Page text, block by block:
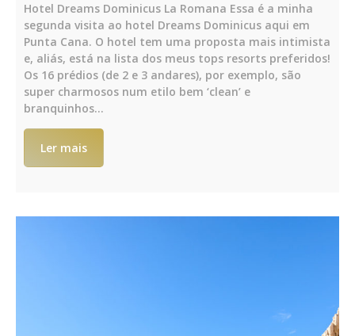
Hotel Dreams Dominicus La Romana Essa é a minha
segunda visita ao hotel Dreams Dominicus aqui em
Punta Cana. O hotel tem uma proposta mais intimista
e, aliás, está na lista dos meus tops resorts preferidos!
Os 16 prédios (de 2 e 3 andares), por exemplo, são
super charmosos num etilo bem ‘clean’ e
branquinhos…
Ler mais